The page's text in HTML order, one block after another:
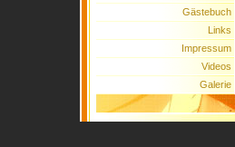
Gästebuch
Links
Impressum
Videos
Galerie